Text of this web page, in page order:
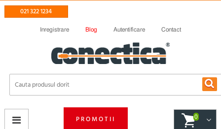
021 322 1234
Inregistrare Blog Autentificare Contact
PROMOTII 0